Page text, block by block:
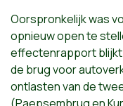
Oorspronkelijk was
opnieuw open te
effectenrapport
de brug voor
ontlasten van de